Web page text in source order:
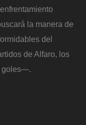
la manera de
del
de Alfaro, los
goles—.